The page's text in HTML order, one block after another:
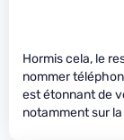
Hormis cela, le
nommer
est étonnant de
notamment sur